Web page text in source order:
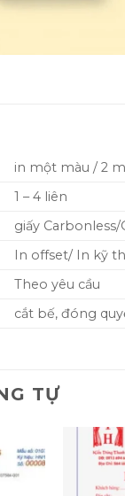
in một màu / 2
1 – 4 liên
giấy
In offset/ In kỹ
Theo yêu cầu
cắt bế, đóng
TỰ